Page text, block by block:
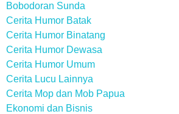
Bobodoran Sunda
Cerita Humor Batak
Cerita Humor Binatang
Cerita Humor Dewasa
Cerita Humor Umum
Cerita Lucu Lainnya
Cerita Mop dan Mob Papua
Ekonomi dan Bisnis